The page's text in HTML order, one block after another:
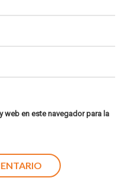
web en este navegador para la